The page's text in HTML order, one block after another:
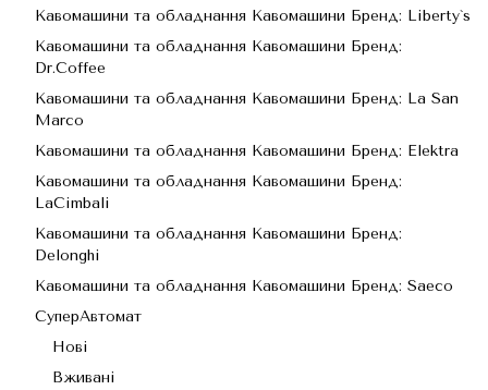
Кавомашини та обладнання Кавомашини Бренд: Liberty`s
Кавомашини та обладнання Кавомашини Бренд:
Dr.Coffee
Кавомашини та обладнання Кавомашини Бренд: La San
Marco
Кавомашини та обладнання Кавомашини Бренд: Elektra
Кавомашини та обладнання Кавомашини Бренд:
LaCimbali
Кавомашини та обладнання Кавомашини Бренд:
Delonghi
Кавомашини та обладнання Кавомашини Бренд: Saeco
СуперАвтомат
Нові
Вживані